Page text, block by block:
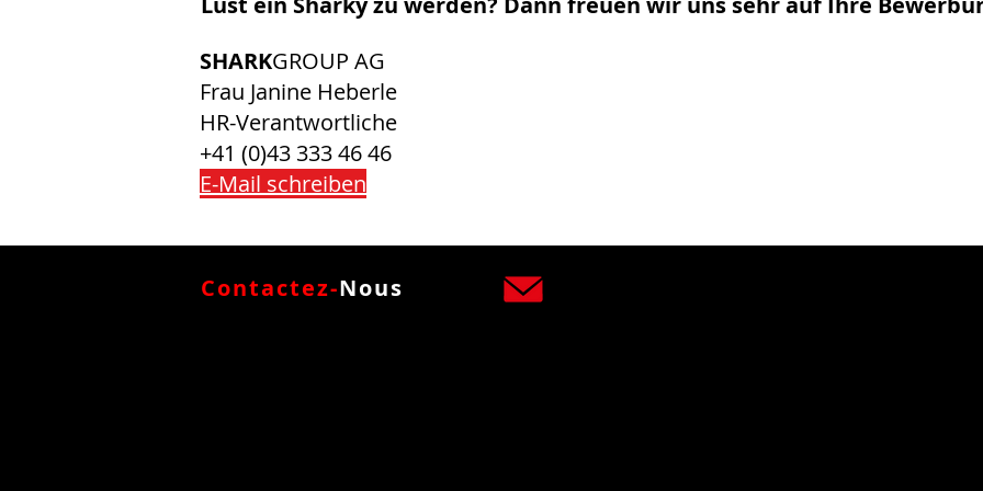
SHARKGROUP AG
Frau Janine Heberle
HR-Verantwortliche
+41 (0)43 333 46 46
E-Mail schreiben
Contactez-Nous